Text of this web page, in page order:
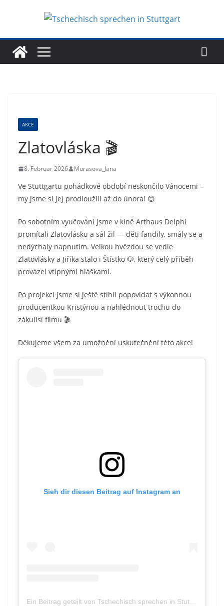
AKCE
Zlatovláska 🎬
8. Februar 2026 Murasova_Jana
Ve Stuttgartu pohádkové období neskončilo Vánocemi –
my jsme si jej prodloužili až do února! 😊
Po sobotním vyučování jsme v kině Arthaus Delphi
promítali Zlatovlásku a sál žil — děti fandily, smály se a
nedýchaly napnutím. Velkou hvězdou se vedle
Zlatovlásky a Jiříka stalo i Štístko 🐶, který celý příběh
provázel vtipnými hláškami.
Po projekci jsme si ještě stihli popovídat s výkonnou
producentkou Kristýnou a nahlédnout trochu do
zákulisí filmu 🎬
Děkujeme všem za umožnění uskutečnění této akce!
Sieh dir diesen Beitrag auf Instagram an
Ein Beitrag geteilt von Tschechisch sprechen in Stuttgart e.V. (@hezky_cesky_ve_stuttgartu)